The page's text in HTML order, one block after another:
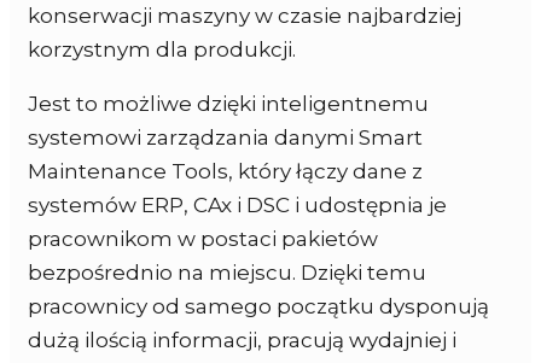
konserwacji maszyny w czasie najbardziej
korzystnym dla produkcji.
Jest to możliwe dzięki inteligentnemu
systemowi zarządzania danymi Smart
Maintenance Tools, który łączy dane z
systemów ERP, CAx i DSC i udostępnia je
pracownikom w postaci pakietów
bezpośrednio na miejscu. Dzięki temu
pracownicy od samego początku dysponują
dużą ilością informacji, pracują wydajniej i